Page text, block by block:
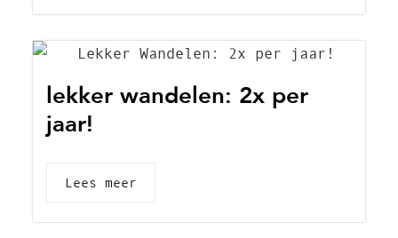
lekker wandelen: 2x per
jaar!
Lees meer